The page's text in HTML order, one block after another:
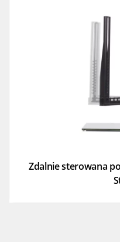
Zdalnie sterowana